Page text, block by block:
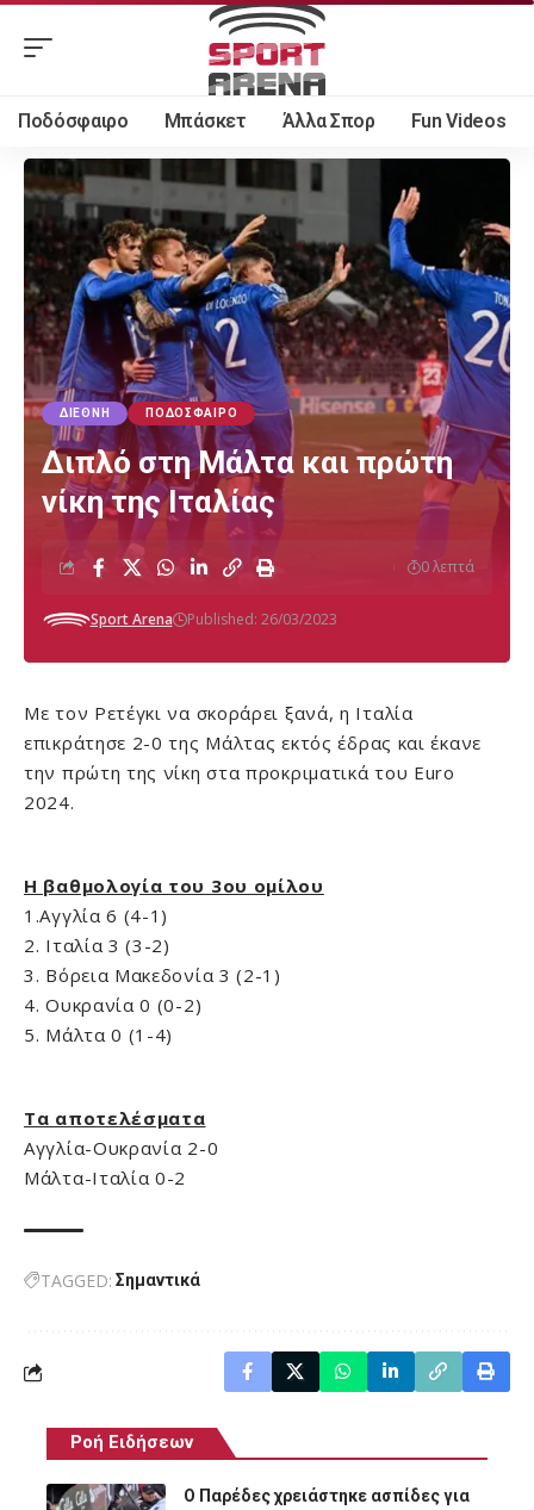
Ποδόσφαιρο Μπάσκετ Άλλα Σπορ Fun Videos
ΔΙΕΘΝΉ ΠΟΔΌΣΦΑΙΡΟ
Διπλό στη Μάλτα και πρώτη
νίκη της Ιταλίας
Sport Arena Published: 26/03/2023
0 λεπτά
Με τον Ρετέγκι να σκοράρει ξανά, η Ιταλία
επικράτησε 2-0 της Μάλτας εκτός έδρας και έκανε
την πρώτη της νίκη στα προκριματικά του Euro
2024.
Η βαθμολογία του 3ου ομίλου
1.Αγγλία 6 (4-1)
2. Ιταλία 3 (3-2)
3. Βόρεια Μακεδονία 3 (2-1)
4. Ουκρανία 0 (0-2)
5. Μάλτα 0 (1-4)
Τα αποτελέσματα
Αγγλία-Ουκρανία 2-0
Μάλτα-Ιταλία 0-2
TAGGED: Σημαντικά
Ροή Ειδήσεων
O Παρέδες χρειάστηκε ασπίδες για